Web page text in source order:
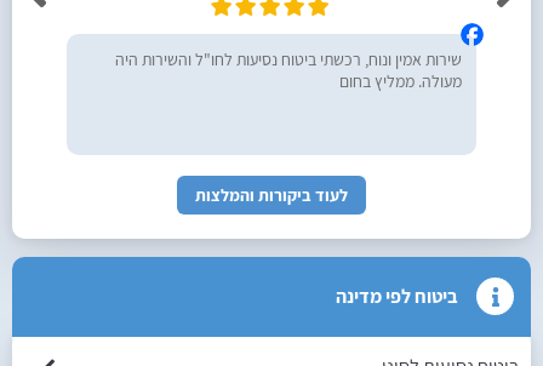
שירות אמין ונוח, רכשתי ביטוח נסיעות לחו"ל והשירות היה
מעולה. ממליץ בחום
לעוד ביקורות והמלצות
ביטוח לפי מדינה